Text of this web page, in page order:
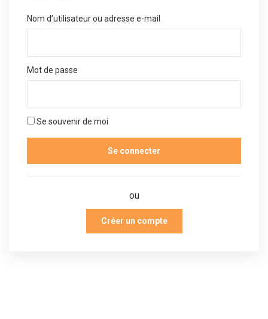
Nom d’utilisateur ou adresse e-mail
Mot de passe
Se souvenir de moi
ou
Créer un compte